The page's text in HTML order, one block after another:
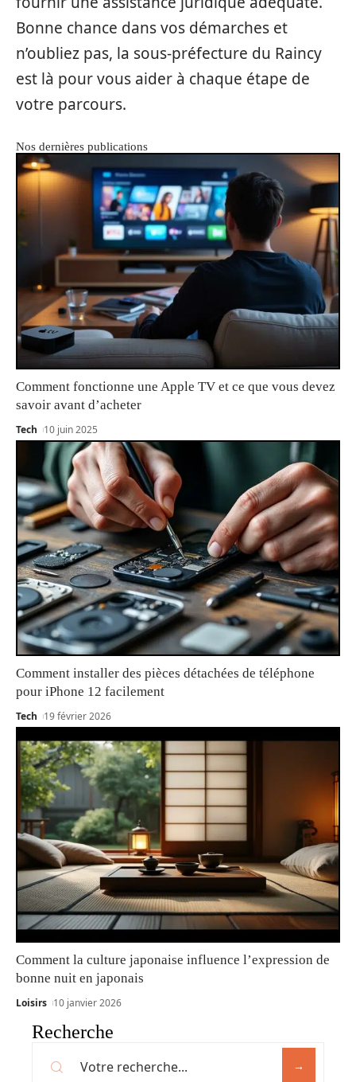
Bonne chance dans vos démarches et
n’oubliez pas, la sous-préfecture du Raincy
est là pour vous aider à chaque étape de
votre parcours.
Nos dernières publications
Comment fonctionne une Apple TV et ce que vous devez
savoir avant d’acheter
Tech 10 juin 2025
Comment installer des pièces détachées de téléphone
pour iPhone 12 facilement
Tech 19 février 2026
Comment la culture japonaise influence l’expression de
bonne nuit en japonais
Loisirs 10 janvier 2026
Recherche